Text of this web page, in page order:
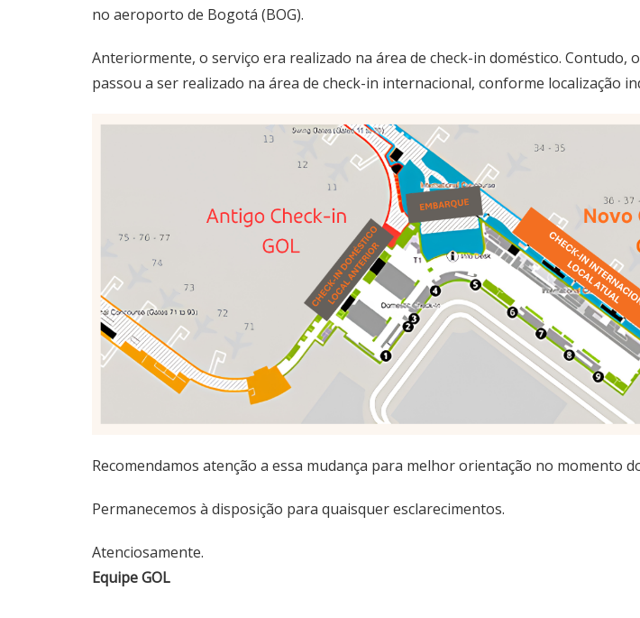
no aeroporto de Bogotá (BOG).
Anteriormente, o serviço era realizado na área de check-in doméstico. Contudo,
passou a ser realizado na área de check-in internacional, conforme localização
Recomendamos atenção a essa mudança para melhor orientação no momento
Permanecemos à disposição para quaisquer esclarecimentos.
Atenciosamente.
Equipe GOL